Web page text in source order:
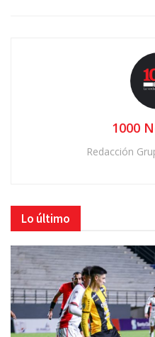
1000
Redacción
Lo último